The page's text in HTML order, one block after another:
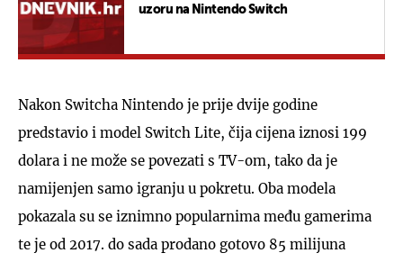
uzoru na Nintendo Switch
Nakon Switcha Nintendo je prije dvije godine
predstavio i model Switch Lite, čija cijena iznosi 199
dolara i ne može se povezati s TV-om, tako da je
namijenjen samo igranju u pokretu. Oba modela
pokazala su se iznimno popularnima među gamerima
te je od 2017. do sada prodano gotovo 85 milijuna